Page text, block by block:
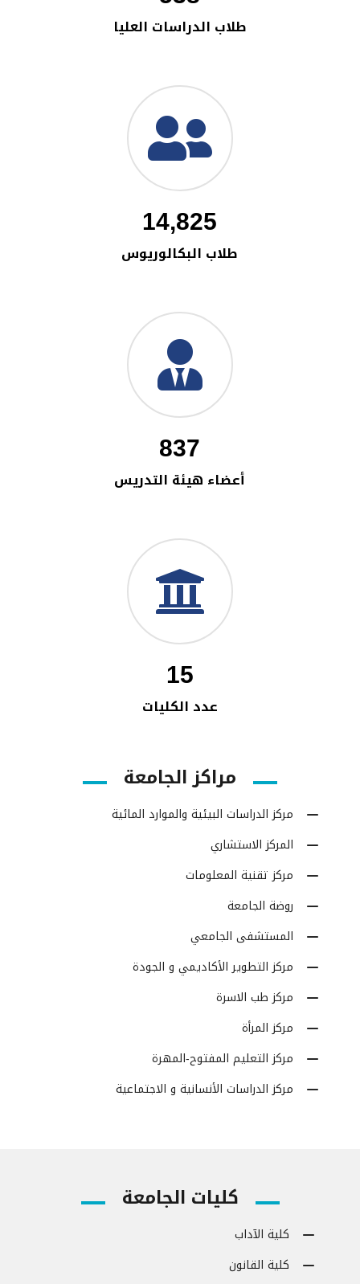
طلاب الدراسات العليا
14,825
طلاب البكالوريوس
837
أعضاء هيئة التدريس
15
عدد الكليات
مراكز الجامعة
مركز الدراسات البيئية والموارد المائية
المركز الاستشاري
مركز تقنية المعلومات
روضة الجامعة
المستشفى الجامعي
مركز التطوير الأكاديمي و الجودة
مركز طب الاسرة
مركز المرأة
مركز التعليم المفتوح-المهرة
مركز الدراسات الأنسانية و الاجتماعية
كليات الجامعة
كلية الآداب
كلية القانون